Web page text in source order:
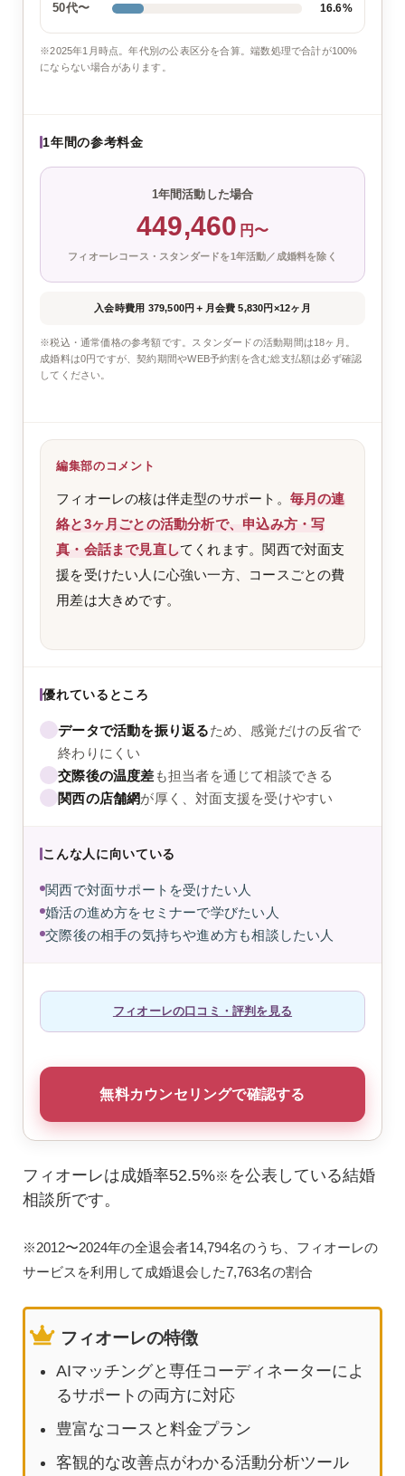
50代〜 16.6%
※2025年1月時点。年代別の公表区分を合算。端数処理で合計が100%
にならない場合があります。
1年間の参考料金
1年間活動した場合
449,460 円〜
フィオーレコース・スタンダードを1年活動／成婚料を除く
入会時費用 379,500円 ＋ 月会費 5,830円×12ヶ月
※税込・通常価格の参考額です。スタンダードの活動期間は18ヶ月。
成婚料は0円ですが、契約期間やWEB予約割を含む総支払額は必ず確認
してください。
編集部のコメント
フィオーレの核は伴走型のサポート。 毎月の連
絡と3ヶ月ごとの活動分析で、申込み方・写
真・会話まで見直してくれます。関西で対面支
援を受けたい人に心強い一方、コースごとの費
用差は大きめです。
優れているところ
データで活動を振り返るため、感覚だけの反省で
終わりにくい
交際後の温度差 も担当者を通じて相談できる
関西の店舗網が厚く、対面支援を受けやすい
こんな人に向いている
関西で対面サポートを受けたい人
婚活の進め方をセミナーで学びたい人
交際後の相手の気持ちや進め方も相談したい人
フィオーレの口コミ・評判を見る
無料カウンセリングで確認する
フィオーレは成婚率52.5%※ を公表している結婚
相談所です。
※2012〜2024年の全退会者14,794名のうち、フィオーレの
サービスを利用して成婚退会した7,763名の割合
フィオーレの特徴
AIマッチングと専任コーディネーターによ
るサポートの両方に対応
豊富なコースと料金プラン
客観的な改善点がわかる活動分析ツール